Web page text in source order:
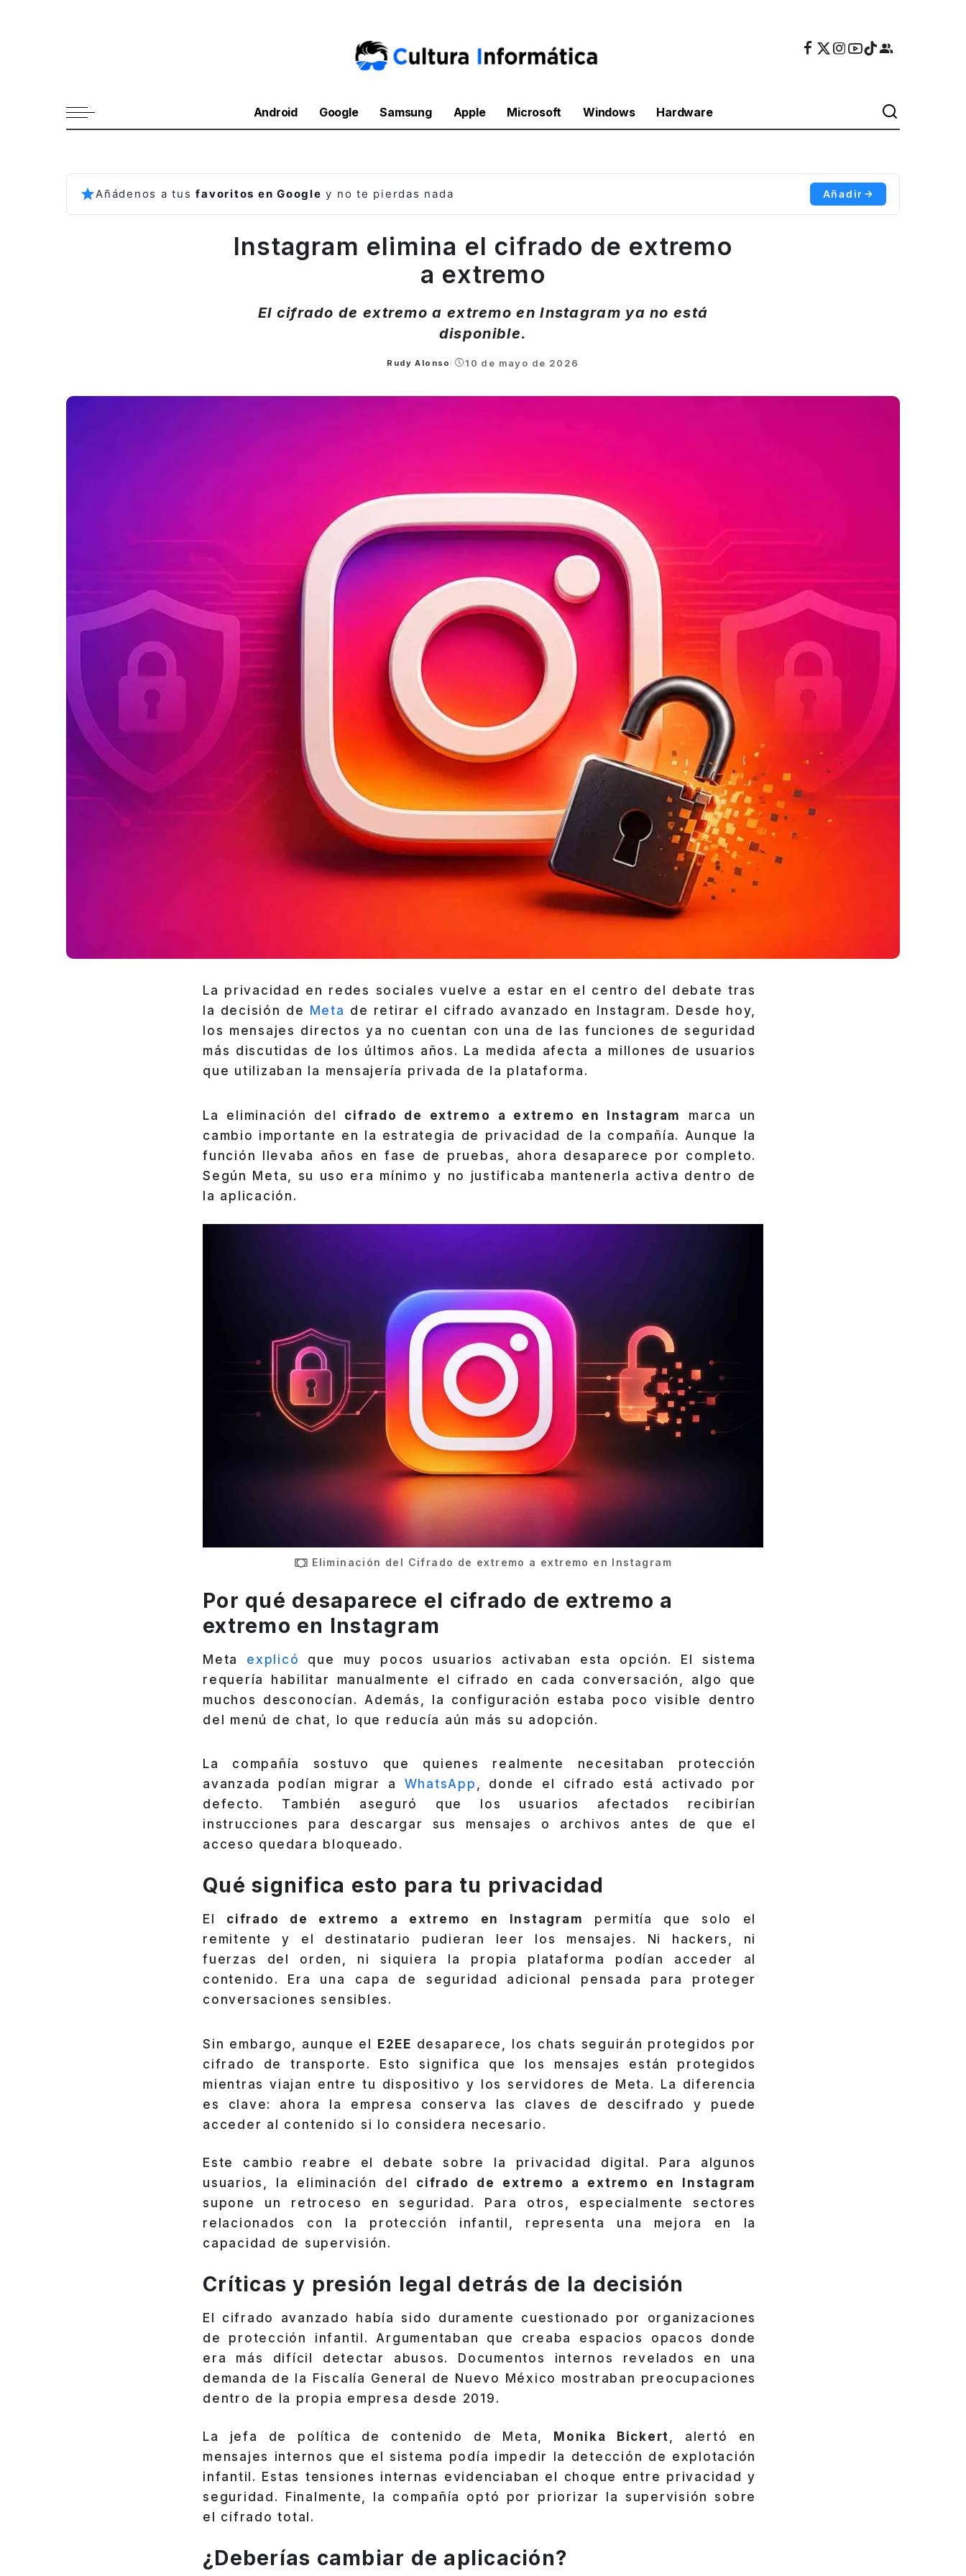
Android Google Samsung Apple Microsoft Windows Hardware
Añádenos a tusfavoritos en Google y no te pierdas nada Añadir
Instagram elimina el cifrado de extremo
a extremo
El cifrado de extremo a extremo en Instagram ya no está
disponible.
Posted
Rudy Alonso 10 de mayo de 2026
La privacidad en redes sociales vuelve a estar en el centro del debate tras
la decisión de Meta de retirar el cifrado avanzado en Instagram. Desde hoy,
los mensajes directos ya no cuentan con una de las funciones de seguridad
más discutidas de los últimos años. La medida afecta a millones de usuarios
que utilizaban la mensajería privada de la plataforma.
La eliminación del cifrado de extremo a extremo en Instagram
marca un
cambio importante en la estrategia de privacidad de la compañía. Aunque la
función llevaba años en fase de pruebas, ahora desaparece por completo.
Según Meta, su uso era mínimo y no justificaba mantenerla activa dentro de
la aplicación.
Eliminación del Cifrado de extremo a extremo en Instagram
Por qué desaparece el cifrado de extremo a
extremo en Instagram
Meta explicó
que muy pocos usuarios activaban esta opción. El sistema
requería habilitar manualmente el cifrado en cada conversación, algo que
muchos desconocían. Además, la configuración estaba poco visible dentro
del menú de chat, lo que reducía aún más su adopción.
La compañía sostuvo que quienes realmente necesitaban protección
avanzada podían migrar a WhatsApp , donde el cifrado está activado por
defecto. También aseguró que los usuarios afectados recibirían
instrucciones para descargar sus mensajes o archivos antes de que el
acceso quedara bloqueado.
Qué significa esto para tu privacidad
El cifrado de extremo a extremo en Instagram
permitía que solo el
remitente y el destinatario pudieran leer los mensajes. Ni hackers, ni
fuerzas del orden, ni siquiera la propia plataforma podían acceder al
contenido. Era una capa de seguridad adicional pensada para proteger
conversaciones sensibles.
Sin embargo, aunque el E2EE desaparece, los chats seguirán protegidos por
cifrado de transporte. Esto significa que los mensajes están protegidos
mientras viajan entre tu dispositivo y los servidores de Meta. La diferencia
es clave: ahora la empresa conserva las claves de descifrado y puede
acceder al contenido si lo considera necesario.
Este cambio reabre el debate sobre la privacidad digital. Para algunos
usuarios, la eliminación del cifrado de extremo a extremo en Instagram
supone un retroceso en seguridad. Para otros, especialmente sectores
relacionados con la protección infantil, representa una mejora en la
capacidad de supervisión.
Críticas y presión legal detrás de la decisión
El cifrado avanzado había sido duramente cuestionado por organizaciones
de protección infantil. Argumentaban que creaba espacios opacos donde
era más difícil detectar abusos. Documentos internos revelados en una
demanda de la Fiscalía General de Nuevo México mostraban preocupaciones
dentro de la propia empresa desde 2019.
La jefa de política de contenido de Meta, Monika Bickert, alertó en
mensajes internos que el sistema podía impedir la detección de explotación
infantil. Estas tensiones internas evidenciaban el choque entre privacidad y
seguridad. Finalmente, la compañía optó por priorizar la supervisión sobre
el cifrado total.
¿Deberías cambiar de aplicación?